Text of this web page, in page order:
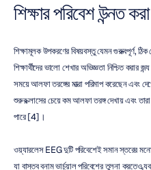
শিক্ষার পরিবেশ উন্নত করা
শিক্ষামূলক উপকরণের বিষয়বস্তু যেমন গুরুত্বপূর্ণ,
শিক্ষার্থীদের ভালো শেখার অভিজ্ঞতা নিশ্চিত করার
সময়ে আলফা তরঙ্গের মাত্রা পরিমাপ করেছেন এবং
শুরুর ক্লাসের চেয়ে কম আলফা তরঙ্গ দেখায় এবং
পারে [4]।
ওয়্যারলেস EEG দুটি পরিবেশেই সমান স্তরের
যা বাস্তব বনাম ভার্চুয়াল পরিবেশের তুলনা করতেও